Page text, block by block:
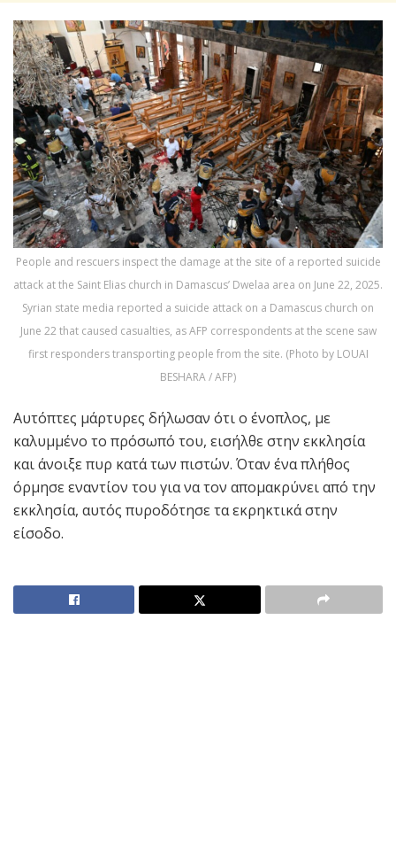
People and rescuers inspect the damage at the site of a reported suicide
attack at the Saint Elias church in Damascus’ Dwelaa area on June 22, 2025.
Syrian state media reported a suicide attack on a Damascus church on
June 22 that caused casualties, as AFP correspondents at the scene saw
first responders transporting people from the site. (Photo by LOUAI
BESHARA / AFP)
Αυτόπτες μάρτυρες δήλωσαν ότι ο ένοπλος, με
καλυμμένο το πρόσωπό του, εισήλθε στην εκκλησία
και άνοιξε πυρ κατά των πιστών. Όταν ένα πλήθος
όρμησε εναντίον του για να τον απομακρύνει από την
εκκλησία, αυτός πυροδότησε τα εκρηκτικά στην
είσοδο.